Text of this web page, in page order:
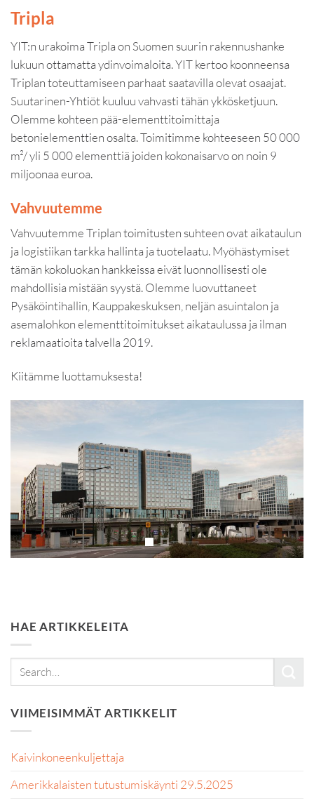
Tripla
YIT:n urakoima Tripla on Suomen suurin rakennushanke
lukuun ottamatta ydinvoimaloita. YIT kertoo koonneensa
Triplan toteuttamiseen parhaat saatavilla olevat osaajat.
Suutarinen-Yhtiöt kuuluu vahvasti tähän ykkösketjuun.
Olemme kohteen pää-elementtitoimittaja
betonielementtien osalta. Toimitimme kohteeseen 50 000
m²/ yli 5 000 elementtiä joiden kokonaisarvo on noin 9
miljoonaa euroa.
Vahvuutemme
Vahvuutemme Triplan toimitusten suhteen ovat aikataulun
ja logistiikan tarkka hallinta ja tuotelaatu. Myöhästymiset
tämän kokoluokan hankkeissa eivät luonnollisesti ole
mahdollisia mistään syystä. Olemme luovuttaneet
Pysäköintihallin, Kauppakeskuksen, neljän asuintalon ja
asemalohkon elementtitoimitukset aikataulussa ja ilman
reklamaatioita talvella 2019.
Kiitämme luottamuksesta!
HAE ARTIKKELEITA
VIIMEISIMMÄT ARTIKKELIT
Kaivinkoneenkuljettaja
Amerikkalaisten tutustumiskäynti 29.5.2025